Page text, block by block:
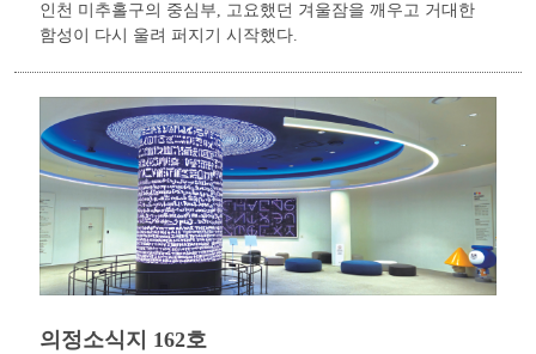
인천 미추홀구의 중심부, 고요했던 겨울잠을 깨우고 거대한
함성이 다시 울려 퍼지기 시작했다.
의정소식지 162호